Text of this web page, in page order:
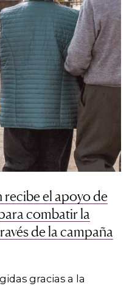
recibe el apoyo de
combatir la
de la campaña
gracias a la